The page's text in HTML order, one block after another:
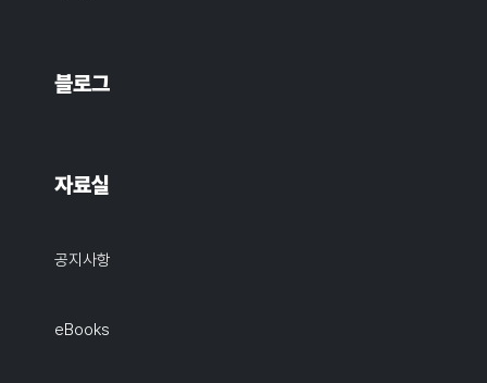
블로그
자료실
공지사항
eBooks